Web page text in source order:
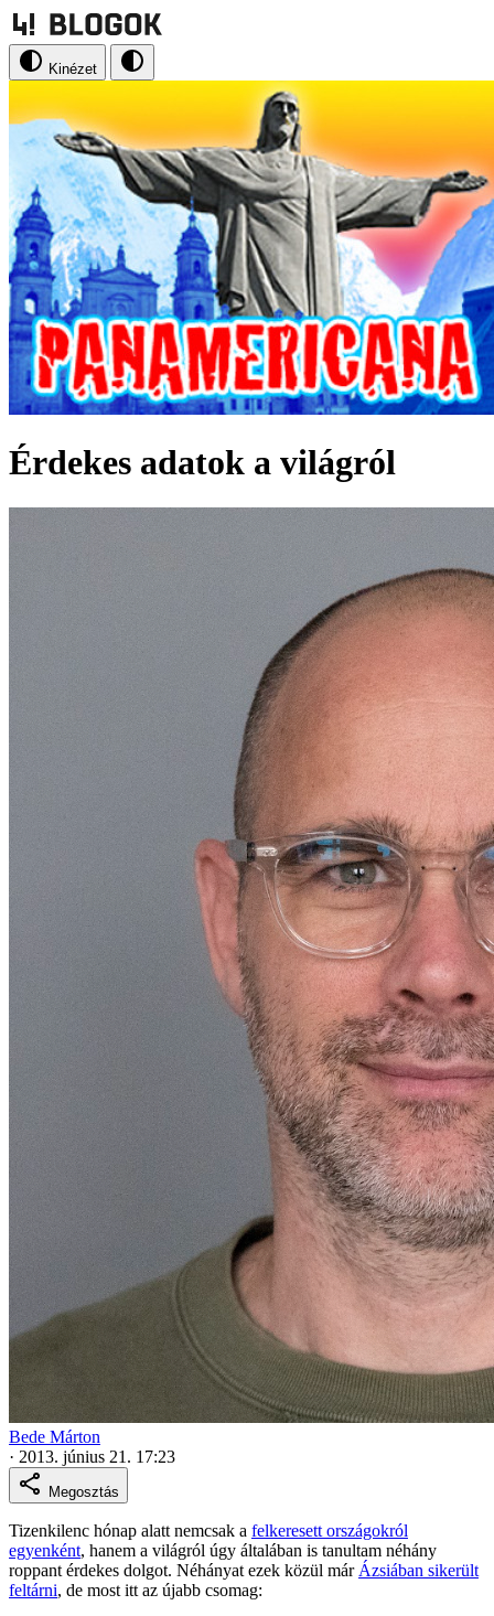
Kinézet
Érdekes adatok a világról
Bede Márton
· 2013. június 21. 17:23
Megosztás
Tizenkilenc hónap alatt nemcsak a felkeresett országokról
egyenként, hanem a világról úgy általában is tanultam néhány
roppant érdekes dolgot. Néhányat ezek közül már Ázsiában sikerült
feltárni, de most itt az újabb csomag: